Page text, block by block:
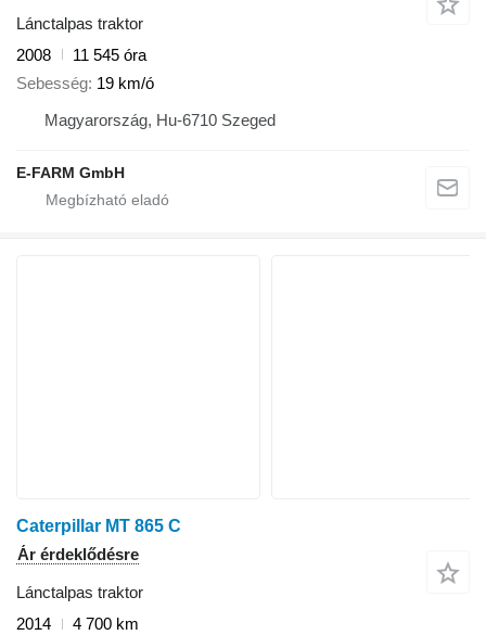
Lánctalpas traktor
2008
11 545 óra
Sebesség 19 km/ó
Magyarország, Hu-6710 Szeged
E-FARM GmbH
Caterpillar MT 865 C
Ár érdeklődésre
Lánctalpas traktor
2014
4 700 km